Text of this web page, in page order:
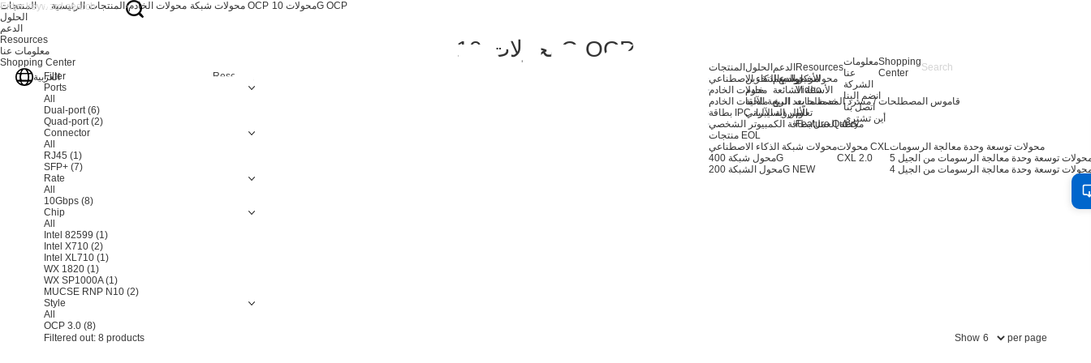
المنتجات
محولات خوادم الذكاء الاصطناعي
محولات الخادم
ملحقات الخادم
بطاقة IPC والرؤية الآلية
محطة العمل/بطاقة الكمبيوتر الشخصي
منتجات EOL
محولات شبكة الذكاء الاصطناعي
محول شبكة 400G
محول الشبكة 200G NEW
محولات CXL
CXL 2.0
محولات توسعة وحدة معالجة الرسومات
توسعة وحدة معالجة الرسومات من الجيل 4
الحلول
توسيع التخزين
خادم
الرؤية الآلية
الأمن السيبراني
الدعم
مركز الدعم
الأسئلة الشائعة
خدمة ما بعد البيع
Resources
الأخبار
Video
قاموس المصطلحات / مسرد المصطلحات
تعلّم
Feature Query
معلومات
عنا
الشركة
انضم إلينا
اتصل بنا
أين تشتري
Shopping
Center
المنتجات
الحلول
الدعم
Resources
معلومات عنا
Shopping Center
العربية
الرئيسية المنتجات محولات الخادم محولات شبكة OCP محولات 10G OCP
محولات 10G OCP
Filter
Resetting
Ports
All
Dual-port (6)
Quad-port (2)
Connector
All
RJ45 (1)
SFP+ (7)
Rate
All
10Gbps (8)
Chip
All
Intel 82599 (1)
Intel X710 (2)
Intel XL710 (1)
WX 1820 (1)
WX SP1000A (1)
MUCSE RNP N10 (2)
Style
All
OCP 3.0 (8)
Filtered out: 8products Show per page